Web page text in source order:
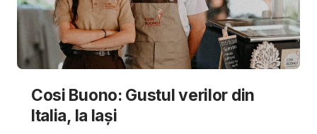
Cosi Buono: Gustul verilor din
Italia, la Iași